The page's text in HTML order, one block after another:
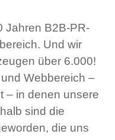
Jahren B2B-PR-
Und wir
über 6.000!
Webbereich –
– in denen unsere
sind die
die uns